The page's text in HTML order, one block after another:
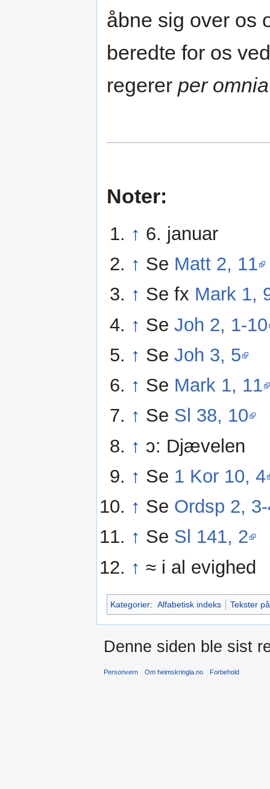
åbne sig over os
beredte for os
regerer per
Noter:
↑ 6. januar
↑ Se Matt 2, 11
↑ Se fx Mark 1,
↑ SeJoh 2, 1-10
↑ SeJoh 3, 5
↑ Se Mark 1, 11
↑ Se Sl 38, 10
↑ ɔ: Djævelen
↑ Se 1 Kor 10, 4
↑ Se Ordsp 2,
↑ Se Sl 141, 2
↑ ≈ i al evighed
Kategorier: Alfabetisk indeks Tekster
Denne siden ble sist
Personvern Om heimskringla.no Forbehold